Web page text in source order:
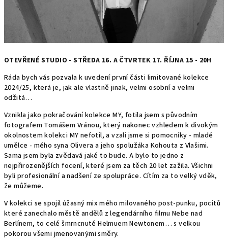
OTEVŘENÉ STUDIO - STŘEDA 16. A ČTVRTEK 17. ŘÍJNA 15 - 20H
Ráda bych vás pozvala k uvedení první části limitované kolekce
2024/25, která je, jak ale vlastně jinak, velmi osobní a velmi
odžitá…
Vznikla jako pokračování kolekce MY, fotila jsem s původním
fotografem Tomášem Vránou, který nakonec vzhledem k divokým
okolnostem kolekci MY nefotil, a vzali jsme si pomocníky - mladé
umělce - mého syna Olivera a jeho spolužáka Kohouta z Vlašimi.
Sama jsem byla zvědavá jaké to bude. A bylo to jedno z
nejpřirozenějších focení, které jsem za těch 20 let zažila. Všichni
byli profesionální a nadšení ze spolupráce. Cítím za to velký vděk,
že můžeme.
V kolekci se spojil úžasný mix mého milovaného post-punku, pocitů
které zanechalo městě andělů z legendárního filmu Nebe nad
Berlínem, to celé šmrncnuté Helmuem Newtonem… s velkou
pokorou všemi jmenovanými směry.